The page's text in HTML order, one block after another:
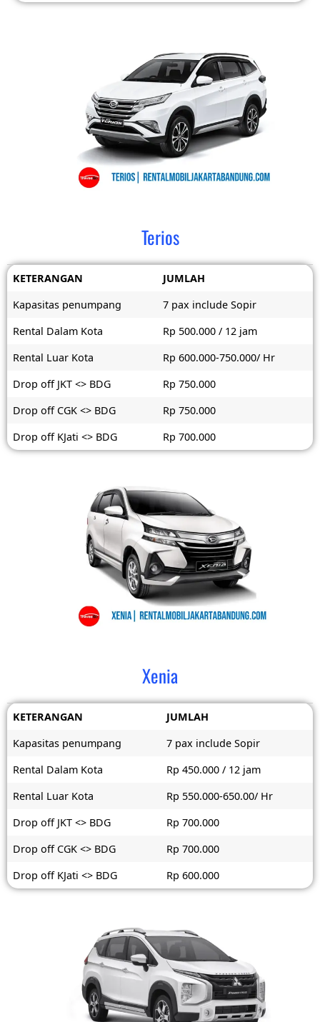
Terios
KETERANGAN
JUMLAH
Kapasitas penumpang
7 pax include Sopir
Rental Dalam Kota
Rp 500.000 / 12 jam
Rental Luar Kota
Rp 600.000-750.000/ Hr
Drop off JKT <> BDG
Rp 750.000
Drop off CGK <> BDG
Rp 750.000
Drop off KJati <> BDG
Rp 700.000
Xenia
KETERANGAN
JUMLAH
Kapasitas penumpang
7 pax include Sopir
Rental Dalam Kota
Rp 450.000 / 12 jam
Rental Luar Kota
Rp 550.000-650.00/ Hr
Drop off JKT <> BDG
Rp 700.000
Drop off CGK <> BDG
Rp 700.000
Drop off KJati <> BDG
Rp 600.000